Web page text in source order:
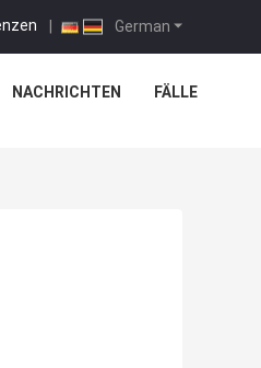
German
|
NACHRICHTEN FÄLLE